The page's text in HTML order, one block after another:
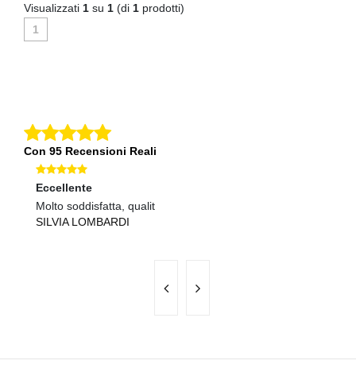
Visualizzati 1 su 1 (di 1 prodotti)
1
Con 95 Recensioni Reali
Eccellente
Molto soddisfatta, qualit
SILVIA LOMBARDI